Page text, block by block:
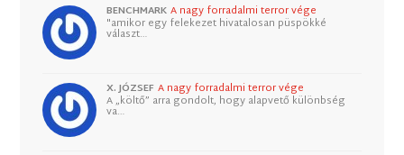
BENCHMARK A nagy forradalmi terror vége
"amikor egy felekezet hivatalosan püspökké
választ…
X. JÓZSEF A nagy forradalmi terror vége
A „költő” arra gondolt, hogy alapvető különbség
va…